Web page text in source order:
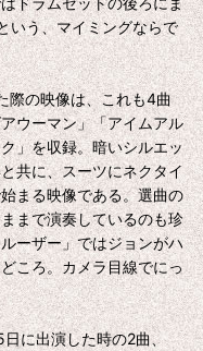
いう、マイミングならで
際の映像は、これも4曲
ウーマン」「アイムアル
」を収録。暗いシルエッ
共に、スーツにネクタイ
まる映像である。選曲の
まで演奏しているのも珍
ーザー」ではジョンがハ
ころ。カメラ目線でにっ
に出演した時の2曲、